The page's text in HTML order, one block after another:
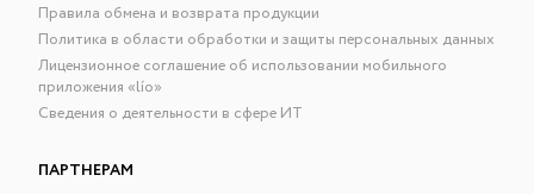
Правила обмена и возврата продукции
Политика в области обработки и защиты персональных данных
Лицензионное соглашение об использовании мобильного
приложения «lío»
Сведения о деятельности в сфере ИТ
ПАРТНЕРАМ